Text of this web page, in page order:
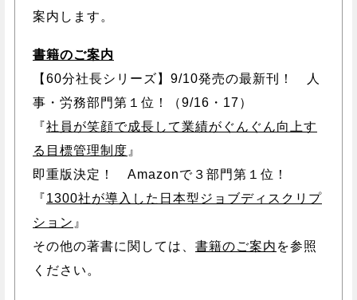
案内します。
書籍のご案内
【60分社長シリーズ】9/10発売の最新刊！ 人
事・労務部門第１位！（9/16・17）
『社員が笑顔で成長して業績がぐんぐん向上す
る目標管理制度 』
即重版決定！ Amazonで３部門第１位！
『1300社が導入した日本型ジョブディスクリプ
ション 』
その他の著書に関しては、 書籍のご案内 を参照
ください。